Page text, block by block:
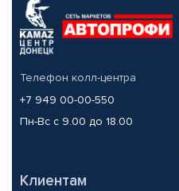
Телефон колл-центра
+7 949 00-00-550
Пн-Вс с 9.00 до 18.00
Клиентам